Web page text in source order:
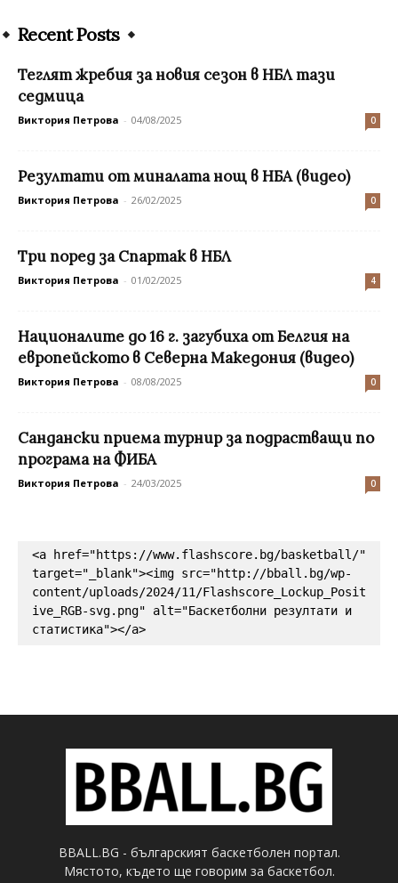
Recent Posts
Теглят жребия за новия сезон в НБЛ тази
седмица
Виктория Петрова - 04/08/2025 0
Резултати от миналата нощ в НБА (видео)
Виктория Петрова - 26/02/2025 0
Три поред за Спартак в НБЛ
Виктория Петрова - 01/02/2025 4
Националите до 16 г. загубиха от Белгия на
европейското в Северна Македония (видео)
Виктория Петрова - 08/08/2025 0
Сандански приема турнир за подрастващи по
програма на ФИБА
Виктория Петрова - 24/03/2025 0
<a href="https://www.flashscore.bg/basketball/"
target="_blank"><img src="http://bball.bg/wp-
content/uploads/2024/11/Flashscore_Lockup_Posit
ive_RGB-svg.png" alt="Баскетболни резултати и
статистика"></a>
BBALL.BG - българският баскетболен портал.
Мястото, където ще говорим за баскетбол.